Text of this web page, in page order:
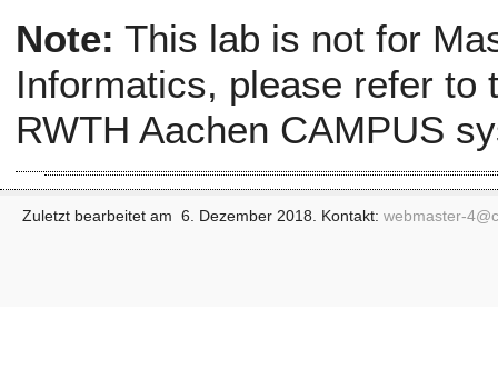
Note: This lab is not for
Informatics, please refer to
RWTH Aachen CAMPUS
Zuletzt bearbeitet am 6. Dezember 2018. Kontakt: webmaster-4@